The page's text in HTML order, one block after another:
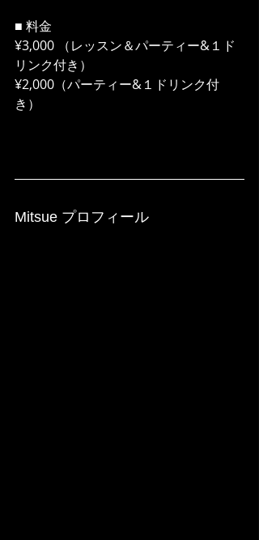
■ 料金
¥3,000 （レッスン＆パーティー&１ド
リンク付き）
¥2,000（パーティー&１ドリンク付
き）
Mitsue プロフィール